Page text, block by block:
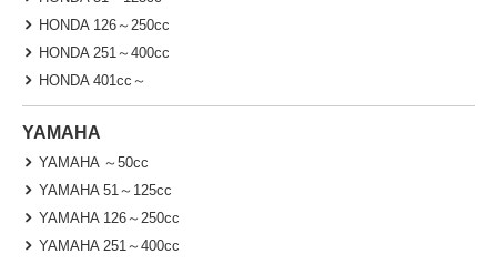
HONDA 126～250cc
HONDA 251～400cc
HONDA 401cc～
YAMAHA
YAMAHA ～50cc
YAMAHA 51～125cc
YAMAHA 126～250cc
YAMAHA 251～400cc